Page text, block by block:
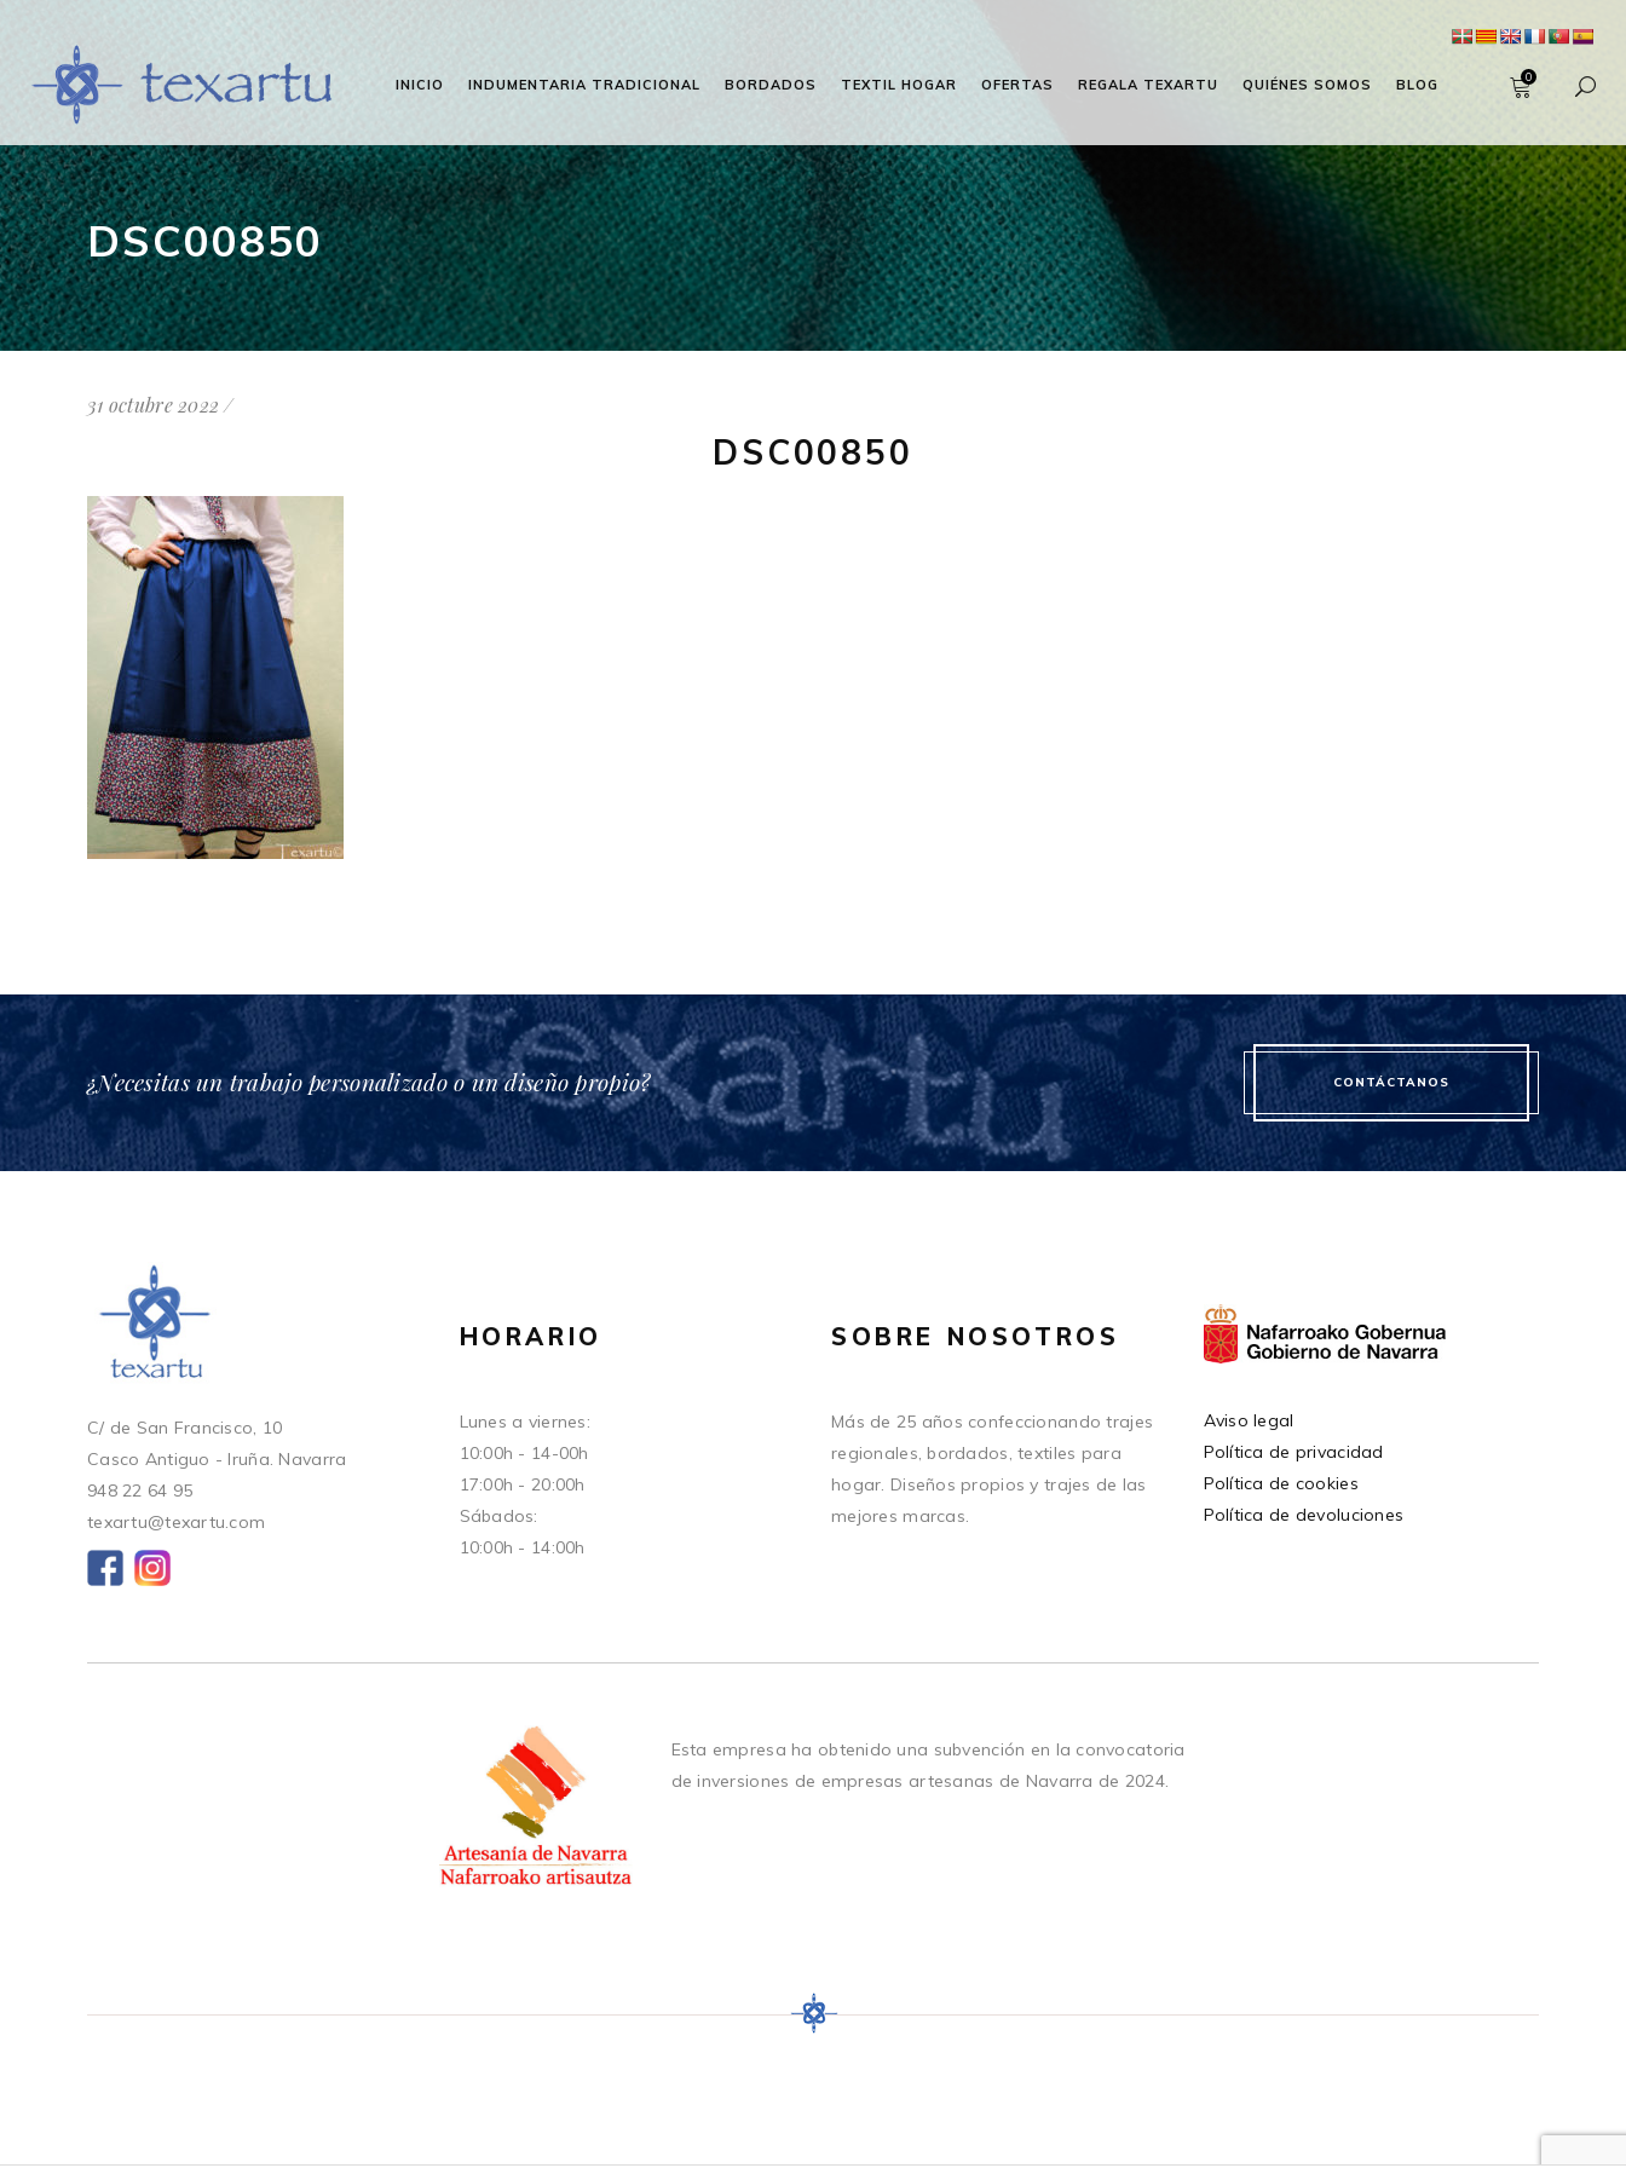
INICIO INDUMENTARIA TRADICIONAL BORDADOS TEXTIL HOGAR OFERTAS REGALA TEXARTU QUIÉNES SOMOS BLOG 0
DSC00850
31 octubre 2022
DSC00850
¿Necesitas un trabajo personalizado o un diseño propio? CONTÁCTANOS
C/ de San Francisco, 10
Casco Antiguo - Iruña. Navarra
948 22 64 95
texartu@texartu.com
HORARIO
Lunes a viernes:
10:00h - 14-00h
17:00h - 20:00h
Sábados:
10:00h - 14:00h
SOBRE NOSOTROS
Más de 25 años confeccionando trajes
regionales, bordados, textiles para
hogar. Diseños propios y trajes de las
mejores marcas.
Aviso legal
Política de privacidad
Política de cookies
Política de devoluciones
Esta empresa ha obtenido una subvención en la convocatoria
de inversiones de empresas artesanas de Navarra de 2024.